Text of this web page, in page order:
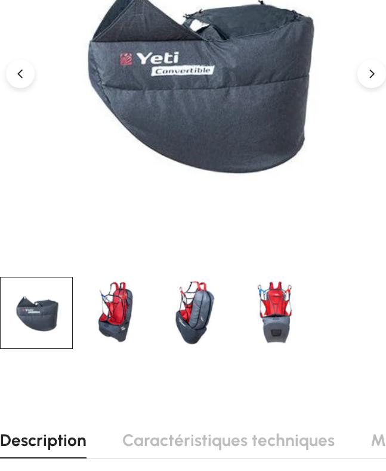
le média 0 en mode modal
Description Caractéristiques techniques